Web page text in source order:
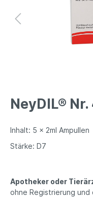
NeyDIL® Nr.
Inhalt: 5 x 2ml Ampullen
Stärke: D7
Apotheker oder
ohne Registrierung und